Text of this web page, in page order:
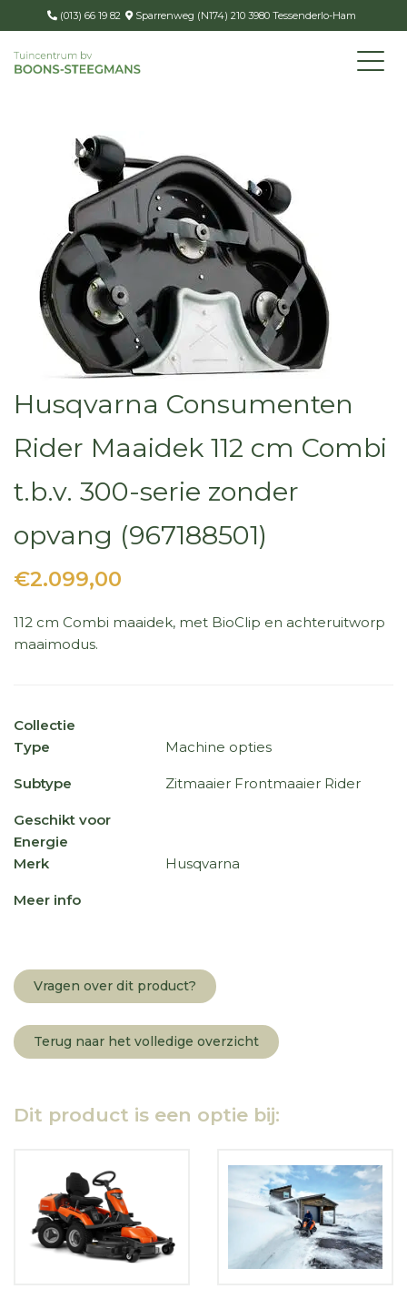
(013) 66 19 82 Sparrenweg (N174) 210 3980 Tessenderlo-Ham
Husqvarna Consumenten
Rider Maaidek 112 cm Combi
t.b.v. 300-serie zonder
opvang (967188501)
€2.099,00
112 cm Combi maaidek, met BioClip en achteruitworp
maaimodus.
Collectie
Type
Machine opties
Subtype Zitmaaier Frontmaaier Rider
Geschikt voor
Energie
Merk
Husqvarna
Meer info
Vragen over dit product?
Terug naar het volledige overzicht
Dit product is een optie bij: